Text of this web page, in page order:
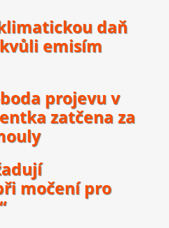
daň
emisím
projevu v
zatčena za
močení pro